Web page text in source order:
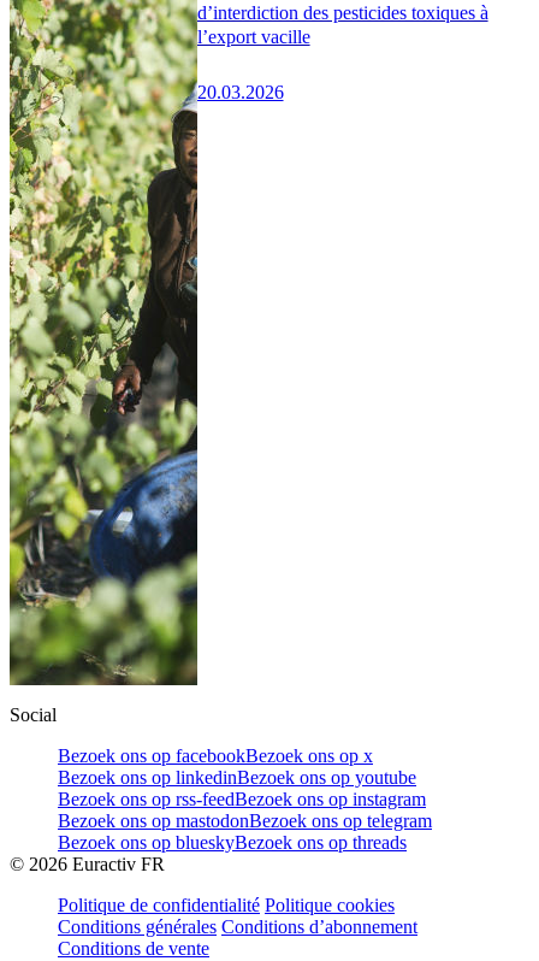
d’interdiction des pesticides toxiques à
l’export vacille
20.03.2026
Social
Bezoek ons op facebookBezoek ons op x
Bezoek ons op linkedinBezoek ons op youtube
Bezoek ons op rss-feedBezoek ons op instagram
Bezoek ons op mastodonBezoek ons op telegram
Bezoek ons op blueskyBezoek ons op threads
© 2026 Euractiv FR
Politique de confidentialité Politique cookies
Conditions générales Conditions d’abonnement
Conditions de vente